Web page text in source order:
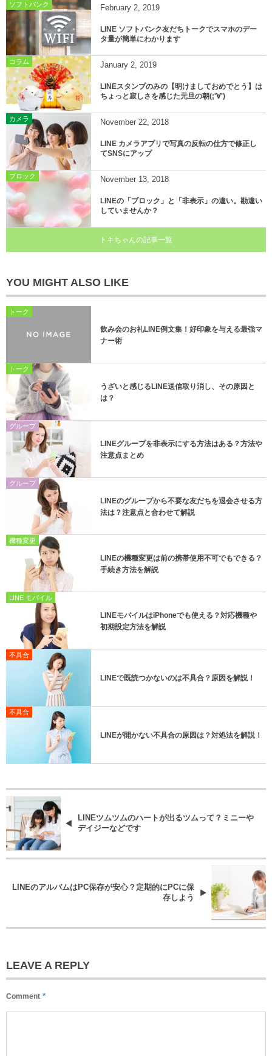
ソフトバンク February 2, 2019
LINE ソフトバンク友だちトークでスマホのデー
タ量が簡単にわかります
コラム January 2, 2019
LINEスタンプのみの【明けましておめでとう】は
ちょっと寂しさを感じた元旦の朝(;'∀')
カメラ November 22, 2018
LINE カメラアプリで写真の反転の仕方で修正し
てSNSにアップ
ブロック November 13, 2018
LINEの「ブロック」と「非表示」の違い。勘違い
していませんか？
トキちゃんの記事一覧
YOU MIGHT ALSO LIKE
トーク
飲み会のお礼LINE例文集！好印象を与える最強マ
ナー術
トーク
うざいと感じるLINE送信取り消し、その原因と
は？
グループ
LINEグループを非表示にする方法はある？方法や
注意点まとめ
グループ
LINEのグループから不要な友だちを退会させる方
法は？注意点と合わせて解説
機種変更
LINEの機種変更は前の携帯使用不可でもできる？
手続き方法を解説
LINE モバイル
LINEモバイルはiPhoneでも使える？対応機種や
初期設定方法を解説
不具合
LINEで既読つかないのは不具合？原因を解説！
不具合
LINEが開かない不具合の原因は？対処法を解説！
LINEツムツムのハートが出るツムって？ミニーや
デイジーなどです
LINEのアルバムはPC保存が安心？定期的にPCに保
存しよう
LEAVE A REPLY
Comment *